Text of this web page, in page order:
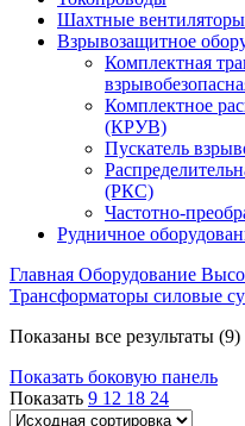
Шахтные
Взрывозащитное
Комплектная
Комплектное
(КРУВ)
Пускатель
(РКС)
Частотно-
Рудничное
Главная Оборудование
Трансформаторы силовые
Показаны все результаты (9)
Показать боковую панель
Показать 9 12 18 24